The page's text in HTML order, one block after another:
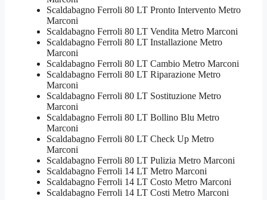
Scaldabagno Ferroli 80 LT Pronto Intervento Metro
Marconi
Scaldabagno Ferroli 80 LT Vendita Metro Marconi
Scaldabagno Ferroli 80 LT Installazione Metro
Marconi
Scaldabagno Ferroli 80 LT Cambio Metro Marconi
Scaldabagno Ferroli 80 LT Riparazione Metro
Marconi
Scaldabagno Ferroli 80 LT Sostituzione Metro
Marconi
Scaldabagno Ferroli 80 LT Bollino Blu Metro
Marconi
Scaldabagno Ferroli 80 LT Check Up Metro
Marconi
Scaldabagno Ferroli 80 LT Pulizia Metro Marconi
Scaldabagno Ferroli 14 LT Metro Marconi
Scaldabagno Ferroli 14 LT Costo Metro Marconi
Scaldabagno Ferroli 14 LT Costi Metro Marconi